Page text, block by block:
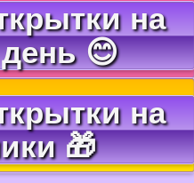
на
😊
на
🎁